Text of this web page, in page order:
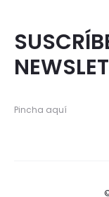
Pincha aquí